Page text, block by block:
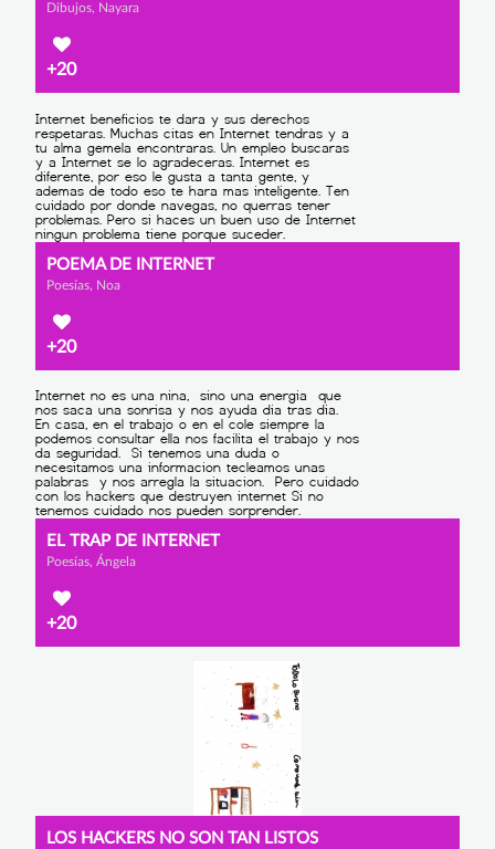
Dibujos, Nayara
+20
POEMA DE INTERNET
Poesías, Noa
+20
EL TRAP DE INTERNET
Poesías, Ángela
+20
LOS HACKERS NO SON TAN LISTOS